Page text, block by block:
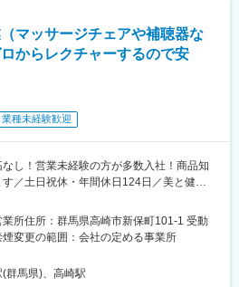
績に応じたインセンティブ制度がありま
るのではなく、研修・同行を経て段階的
きます。
】
お客様に喜んで頂ける
先輩が親切
マッサージチェアや補聴器な
からレクチャーするので安
業種未経験歓迎
なし！営業未経験の方が多数入社！商品知
／土日祝休・年間休日124日／美と健康
や補聴器など“美と健康”を支える製品をつ
の職種では、そうした製品を必要としてい
く紹介し、届ける仕事を担当します。
業所住所：群馬県高崎市新保町101-1 受動
変更の範囲：会社の定める事業所
群馬県)、高崎駅